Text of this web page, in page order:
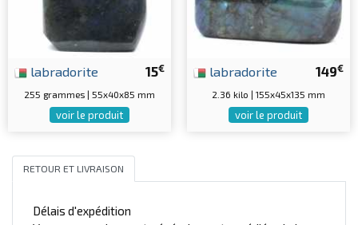
15€
labradorite
255 grammes | 55x40x85 mm
voir le produit
149€
labradorite
2.36 kilo | 155x45x135 mm
voir le produit
RETOUR ET LIVRAISON
Délais d'expédition